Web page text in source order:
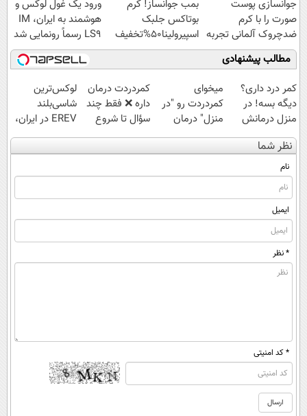
جوانسازی پوست
صورت را با کرم
ضدچروک آلمانی تجربه
کنید!
بمب جوانساز! کرم
بوتاکس جلبک
اسپیرولینا50%تخفیف
ورود یک غول لوکس و
هوشمند به ایران، IM
LS9 رسماً رونمایی شد
مطالب پیشنهادی
کمر درد داری؟
دیگه بسه! در
منزل درمانش
کن
(◀پرسش‌نامه)
میخوای
کمردردت رو "در
منزل" درمان
کنی؟ (◂فیلم +
◂پرسش‌نامه)
‌کمردردت درمان
داره ❌ فقط چند
سؤال تا شروع
بهبودی فاصله‌
داری!
لوکس‌ترین
شاسی‌بلند
EREV در ایران،
توسط نیکا موتور
رونمایی شد!
نظر شما
نام
ایمیل
* نظر
* کد امنیتی